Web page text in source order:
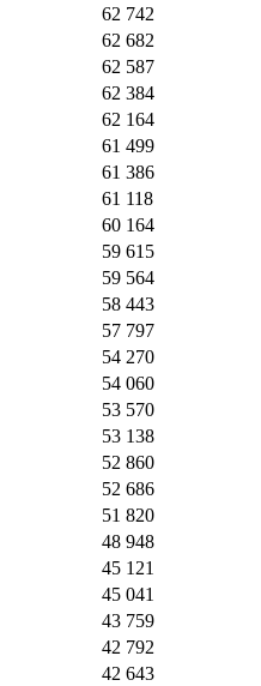
62 742
62 682
62 587
62 384
62 164
61 499
61 386
61 118
60 164
59 615
59 564
58 443
57 797
54 270
54 060
53 570
53 138
52 860
52 686
51 820
48 948
45 121
45 041
43 759
42 792
42 643